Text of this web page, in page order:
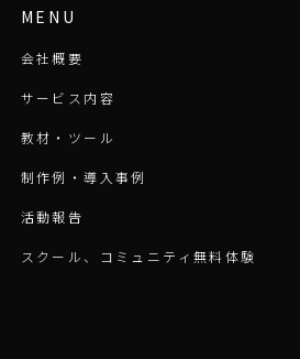
MENU
会社概要
サービス内容
教材・ツール
制作例・導入事例
活動報告
スクール、コミュニティ無料体験